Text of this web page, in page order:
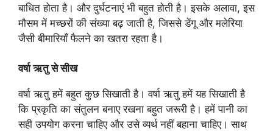
बाधित होता है। और दुर्घटनाएं भी बहुत होती है। इसके अलावा, इस
मौसम में मच्छरों की संख्या बढ़ जाती है, जिससे डेंगू और मलेरिया
जैसी बीमारियाँ फैलने का खतरा रहता है।
वर्षा ऋतु से सीख
वर्षा ऋतु हमें बहुत कुछ सिखाती है। वर्षा ऋतु हमें यह सिखाती है
कि प्रकृति का संतुलन बनाए रखना बहुत जरूरी है। हमें पानी का
सही उपयोग करना चाहिए और उसे व्यर्थ नहीं बहाना चाहिए। साथ